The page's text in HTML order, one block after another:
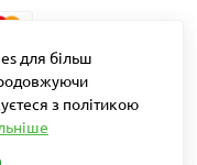
для більш
з політикою